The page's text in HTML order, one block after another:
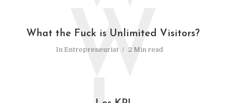
What the Fuck is Unlimited Visitors?
In Entrepreneuriat 2 Min read
W